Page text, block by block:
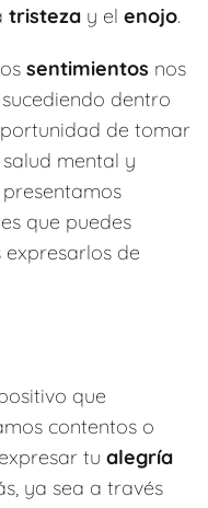
tristeza y el enojo.
sentimientos nos
dentro
de tomar
mental y
que puedes
de
que
contentos o
tu alegría
ya sea a través